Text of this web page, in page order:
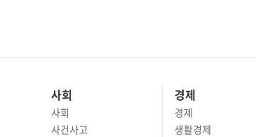
사회
사회
사건사고
경제
경제
생활경제